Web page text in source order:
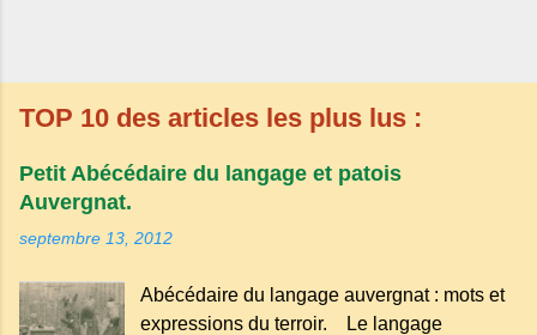
TOP 10 des articles les plus lus :
Petit Abécédaire du langage et patois
Auvergnat.
septembre 13, 2012
Abécédaire du langage auvergnat : mots et
expressions du terroir. Le langage